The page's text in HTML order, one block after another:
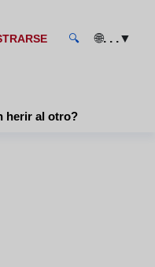
🔍 🌐. . .▼
herir al otro?